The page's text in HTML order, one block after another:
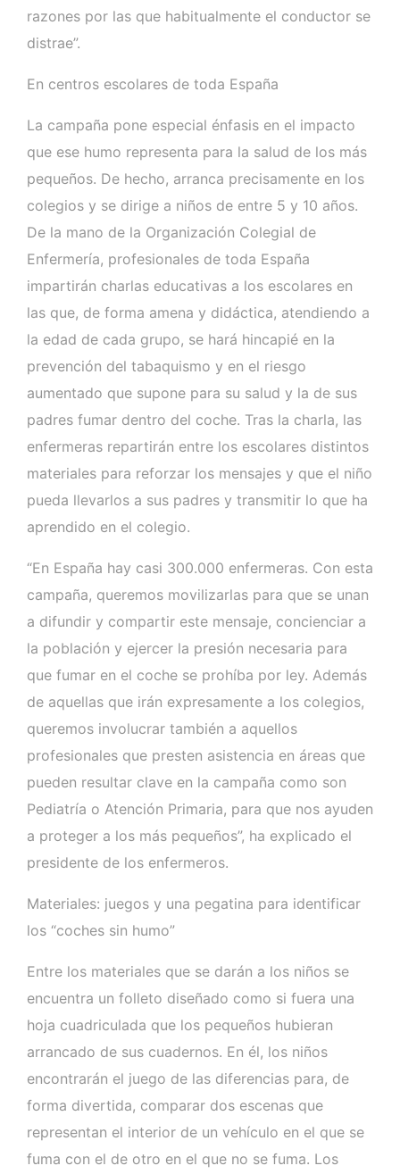
razones por las que habitualmente el conductor se
distrae”.
En centros escolares de toda España
La campaña pone especial énfasis en el impacto
que ese humo representa para la salud de los más
pequeños. De hecho, arranca precisamente en los
colegios y se dirige a niños de entre 5 y 10 años.
De la mano de la Organización Colegial de
Enfermería, profesionales de toda España
impartirán charlas educativas a los escolares en
las que, de forma amena y didáctica, atendiendo a
la edad de cada grupo, se hará hincapié en la
prevención del tabaquismo y en el riesgo
aumentado que supone para su salud y la de sus
padres fumar dentro del coche. Tras la charla, las
enfermeras repartirán entre los escolares distintos
materiales para reforzar los mensajes y que el niño
pueda llevarlos a sus padres y transmitir lo que ha
aprendido en el colegio.
“En España hay casi 300.000 enfermeras. Con esta
campaña, queremos movilizarlas para que se unan
a difundir y compartir este mensaje, concienciar a
la población y ejercer la presión necesaria para
que fumar en el coche se prohíba por ley. Además
de aquellas que irán expresamente a los colegios,
queremos involucrar también a aquellos
profesionales que presten asistencia en áreas que
pueden resultar clave en la campaña como son
Pediatría o Atención Primaria, para que nos ayuden
a proteger a los más pequeños”, ha explicado el
presidente de los enfermeros.
Materiales: juegos y una pegatina para identificar
los “coches sin humo”
Entre los materiales que se darán a los niños se
encuentra un folleto diseñado como si fuera una
hoja cuadriculada que los pequeños hubieran
arrancado de sus cuadernos. En él, los niños
encontrarán el juego de las diferencias para, de
forma divertida, comparar dos escenas que
representan el interior de un vehículo en el que se
fuma con el de otro en el que no se fuma. Los